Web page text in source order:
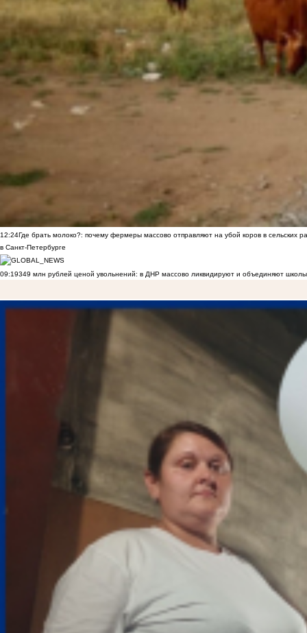
12:24Где брать молоко?: почему фермеры массово отправляют на убой коров в сельских
в Санкт-Петербурге
09:19349 млн рублей ценой увольнений: в ДНР массово ликвидируют и объединяют